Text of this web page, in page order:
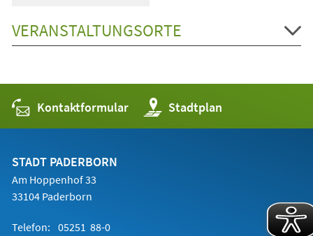
VERANSTALTUNGSORTE
Kontaktformular Stadtplan
(Öffnet
in
einem
STADT PADERBORN
Am Hoppenhof 33
33104 Paderborn
Telefon: 05251 88-0